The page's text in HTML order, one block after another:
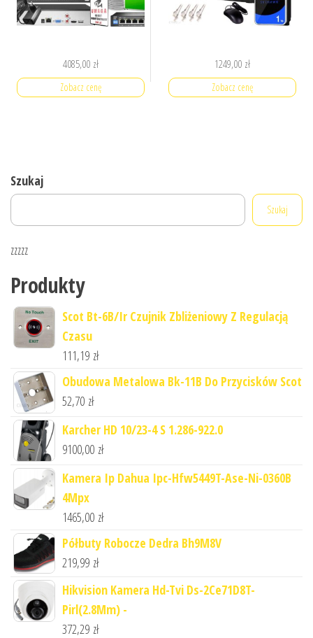
4085,00 zł
Zobacz cenę
1249,00 zł
Zobacz cenę
Szukaj
Szukaj
zzzzz
Produkty
Scot Bt-6B/Ir Czujnik Zbliżeniowy Z Regulacją
Czasu
111,19 zł
Obudowa Metalowa Bk-11B Do Przycisków Scot
52,70 zł
Karcher HD 10/23-4 S 1.286-922.0
9100,00 zł
Kamera Ip Dahua Ipc-Hfw5449T-Ase-Ni-0360B
4Mpx
1465,00 zł
Półbuty Robocze Dedra Bh9M8V
219,99 zł
Hikvision Kamera Hd-Tvi Ds-2Ce71D8T-
Pirl(2.8Mm) -
372,29 zł